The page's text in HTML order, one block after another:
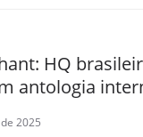
HQ
antologia
2025